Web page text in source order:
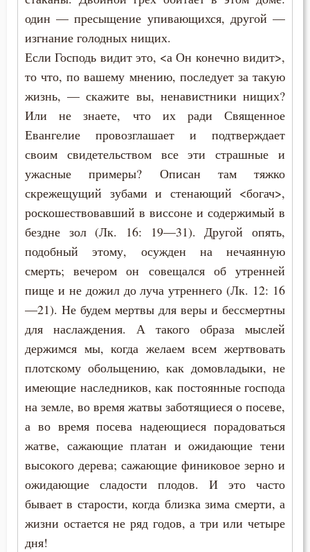
Колдовство
Кощунство
Крещение
Ложь
Лукавство
Любовь
Любовь Божия
Любомудрие
Милостыня
Молитва
Молчание
Монах
один — пресыщение упивающихся, другой —
изгнание голодных нищих.
Если Господь видит это, <а Он конечно видит>,
то что, по вашему мнению, последует за такую
жизнь, — скажите вы, ненавистники нищих?
Или не знаете, что их ради Священное
Евангелие провозглашает и подтверждает
своим свидетельством все эти страшные и
ужасные примеры? Описан там тяжко
скрежещущий зубами и стенающий <богач>,
роскошествовавший в виссоне и содержимый в
бездне зол (Лк. 16: 19—31). Другой опять,
подобный этому, осужден на нечаянную
смерть; вечером он совещался об утренней
пище и не дожил до луча утреннего (Лк. 12: 16
—21). Не будем мертвы для веры и бессмертны
для наслаждения. А такого образа мыслей
держимся мы, когда желаем всем жертвовать
плотскому обольщению, как домовладыки, не
имеющие наследников, как постоянные господа
на земле, во время жатвы заботящиеся о посеве,
а во время посева надеющиеся порадоваться
жатве, сажающие платан и ожидающие тени
высокого дерева; сажающие финиковое зерно и
ожидающие сладости плодов. И это часто
бывает в старости, когда близка зима смерти, а
жизни остается не ряд годов, а три или четыре
дня!